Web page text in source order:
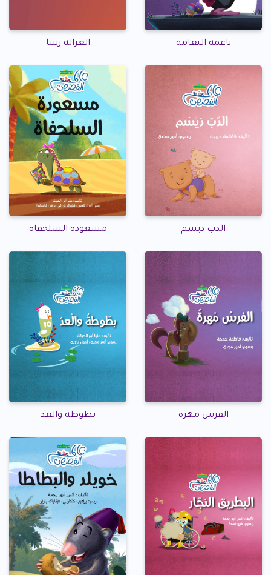
ناعمة النعامة الغزالة رشا
الدب ديسم مسعودة السلحفاة
الفرس مهرة بطوطة والعد